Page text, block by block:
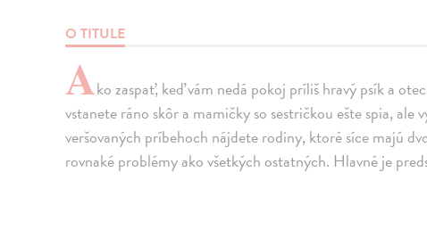
O TITULE
Ako zaspať, keď vám nedá pokoj príliš hravý psík a
vstanete ráno skôr a mamičky so sestričkou ešte spia, ale
veršovaných príbehoch nájdete rodiny, ktoré síce majú
rovnaké problémy ako všetkých ostatných. Hlavné je